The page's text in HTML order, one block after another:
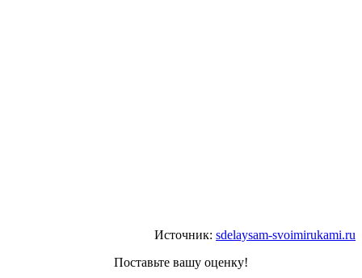
Источник: sdelaysam-svoimirukami.ru
Поставьте вашу оценку!